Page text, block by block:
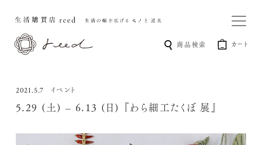
商品検索 カート
2021.5.7 イベント
5.29 (土) – 6.13 (日) 『わら細工たくぼ 展』